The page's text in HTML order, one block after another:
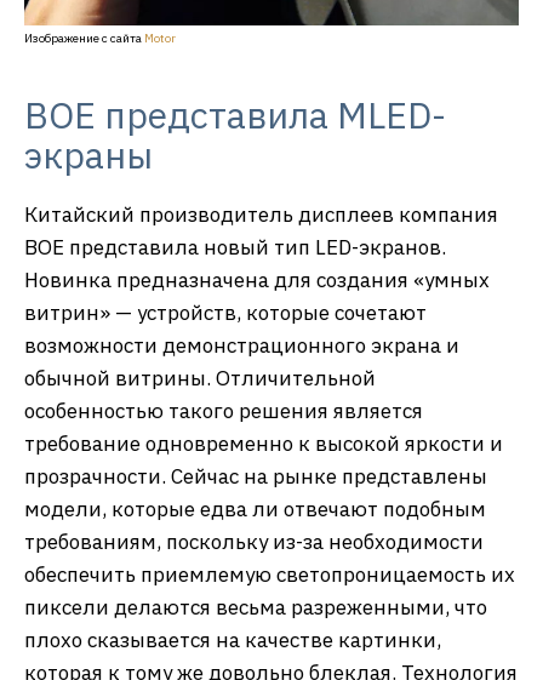
Изображение с сайта Motor
ВОЕ представила MLED-
экраны
Китайский производитель дисплеев компания
BOE представила новый тип LED-экранов.
Новинка предназначена для создания «умных
витрин» — устройств, которые сочетают
возможности демонстрационного экрана и
обычной витрины. Отличительной
особенностью такого решения является
требование одновременно к высокой яркости и
прозрачности. Сейчас на рынке представлены
модели, которые едва ли отвечают подобным
требованиям, поскольку из-за необходимости
обеспечить приемлемую светопроницаемость их
пиксели делаются весьма разреженными, что
плохо сказывается на качестве картинки,
которая к тому же довольно блеклая. Технология